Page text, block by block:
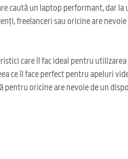
caută un laptop performant, dar
freelanceri sau oricine are
care îl fac ideal pentru
ce îl face perfect pentru apeluri
pentru oricine are nevoie de un